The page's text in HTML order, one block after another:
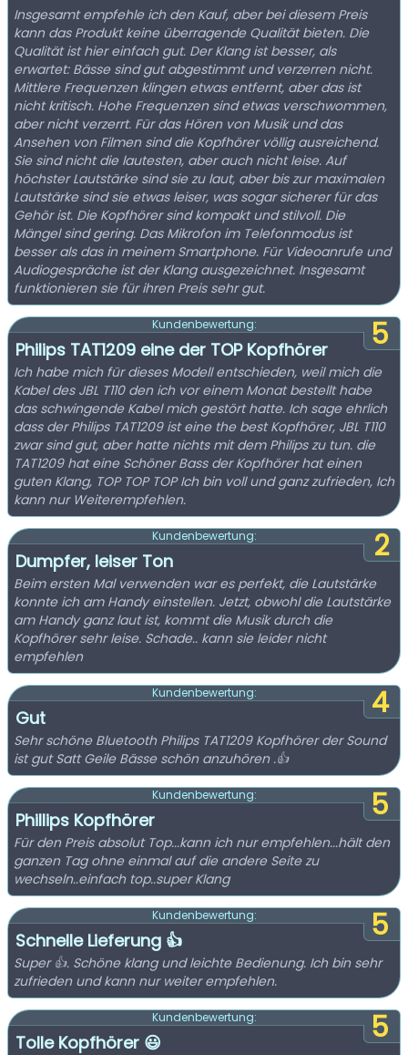
Insgesamt empfehle ich den Kauf, aber bei diesem Preis
kann das Produkt keine überragende Qualität bieten. Die
Qualität ist hier einfach gut. Der Klang ist besser, als
erwartet: Bässe sind gut abgestimmt und verzerren nicht.
Mittlere Frequenzen klingen etwas entfernt, aber das ist
nicht kritisch. Hohe Frequenzen sind etwas verschwommen,
aber nicht verzerrt. Für das Hören von Musik und das
Ansehen von Filmen sind die Kopfhörer völlig ausreichend.
Sie sind nicht die lautesten, aber auch nicht leise. Auf
höchster Lautstärke sind sie zu laut, aber bis zur maximalen
Lautstärke sind sie etwas leiser, was sogar sicherer für das
Gehör ist. Die Kopfhörer sind kompakt und stilvoll. Die
Mängel sind gering. Das Mikrofon im Telefonmodus ist
besser als das in meinem Smartphone. Für Videoanrufe und
Audiogespräche ist der Klang ausgezeichnet. Insgesamt
funktionieren sie für ihren Preis sehr gut.
5
Kundenbewertung:
Philips TAT1209 eine der TOP Kopfhörer
Ich habe mich für dieses Modell entschieden, weil mich die
Kabel des JBL T110 den ich vor einem Monat bestellt habe
das schwingende Kabel mich gestört hatte. Ich sage ehrlich
dass der Philips TAT1209 ist eine the best Kopfhörer, JBL T110
zwar sind gut, aber hatte nichts mit dem Philips zu tun. die
TAT1209 hat eine Schöner Bass der Kopfhörer hat einen
guten Klang, TOP TOP TOP Ich bin voll und ganz zufrieden, Ich
kann nur Weiterempfehlen.
2
Kundenbewertung:
Dumpfer, leiser Ton
Beim ersten Mal verwenden war es perfekt, die Lautstärke
konnte ich am Handy einstellen. Jetzt, obwohl die Lautstärke
am Handy ganz laut ist, kommt die Musik durch die
Kopfhörer sehr leise. Schade.. kann sie leider nicht
empfehlen
4
Kundenbewertung:
Gut
Sehr schöne Bluetooth Philips TAT1209 Kopfhörer der Sound
ist gut Satt Geile Bässe schön anzuhören .👍
5
Kundenbewertung:
Phillips Kopfhörer
Für den Preis absolut Top...kann ich nur empfehlen...hält den
ganzen Tag ohne einmal auf die andere Seite zu
wechseln..einfach top..super Klang
5
Kundenbewertung:
Schnelle Lieferung 👍
Super 👍. Schöne klang und leichte Bedienung. Ich bin sehr
zufrieden und kann nur weiter empfehlen.
5
Kundenbewertung:
Tolle Kopfhörer 😃